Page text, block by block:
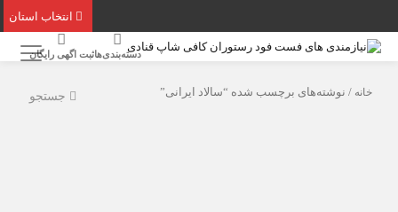
انتخاب استان
دسته‌بندی‌هاثبت اگهی رایگان
جستجو خانه/ نوشته‌های برچسب شده “سالاد ایرانی”